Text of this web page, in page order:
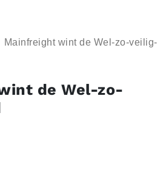
​Mainfreight wint de Wel-zo-veilig-
de Wel-zo-